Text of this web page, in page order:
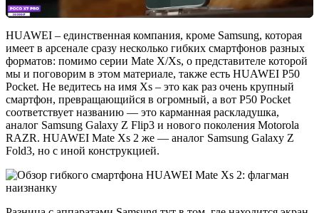
HUAWEI – единственная компания, кроме Samsung, которая
имеет в арсенале сразу несколько гибких смартфонов разных
форматов: помимо серии Mate X/Xs, о представителе которой
мы и поговорим в этом материале, также есть HUAWEI P50
Pocket. Не ведитесь на имя Xs – это как раз очень крупный
смартфон, превращающийся в огромный, а вот P50 Pocket
соответствует названию — это карманная раскладушка,
аналог Samsung Galaxy Z Flip3 и нового поколения Motorola
RAZR. HUAWEI Mate Xs 2 же — аналог Samsung Galaxy Z
Fold3, но с иной конструкцией.